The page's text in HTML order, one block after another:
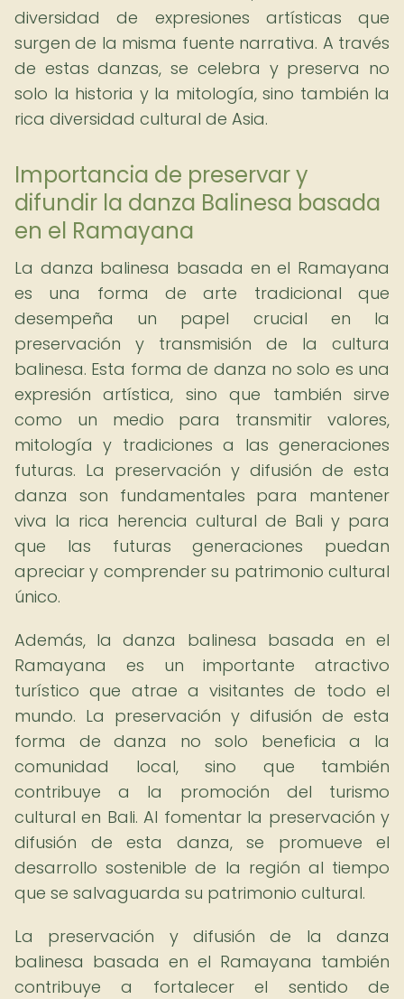
diversidad de expresiones artísticas que
surgen de la misma fuente narrativa. A través
de estas danzas, se celebra y preserva no
solo la historia y la mitología, sino también la
rica diversidad cultural de Asia.
Importancia de preservar y
difundir la danza Balinesa basada
en el Ramayana
La danza balinesa basada en el Ramayana
es una forma de arte tradicional que
desempeña un papel crucial en la
preservación y transmisión de la cultura
balinesa. Esta forma de danza no solo es una
expresión artística, sino que también sirve
como un medio para transmitir valores,
mitología y tradiciones a las generaciones
futuras. La preservación y difusión de esta
danza son fundamentales para mantener
viva la rica herencia cultural de Bali y para
que las futuras generaciones puedan
apreciar y comprender su patrimonio cultural
único.
Además, la danza balinesa basada en el
Ramayana es un importante atractivo
turístico que atrae a visitantes de todo el
mundo. La preservación y difusión de esta
forma de danza no solo beneficia a la
comunidad local, sino que también
contribuye a la promoción del turismo
cultural en Bali. Al fomentar la preservación y
difusión de esta danza, se promueve el
desarrollo sostenible de la región al tiempo
que se salvaguarda su patrimonio cultural.
La preservación y difusión de la danza
balinesa basada en el Ramayana también
contribuye a fortalecer el sentido de